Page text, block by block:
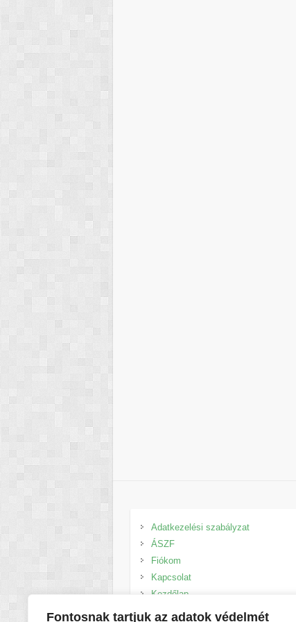
Fontosnak tartjuk az adatok védelmét
Adatkezelési szabályzat
ÁSZF
Fiókom
Kapcsolat
Kezdőlap